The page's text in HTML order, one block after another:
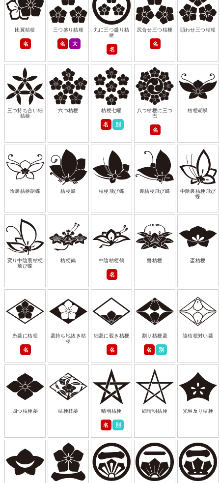
比翼桔梗
名
三つ盛り桔梗
名 大
丸に三つ盛り桔
梗
名
尻合せ三つ桔梗
名
頭わせ三つ桔梗
三つ持ち合い細
桔梗
六つ桔梗 桔梗七曜
名 別
八つ桔梗に三つ
巴
名
桔梗胡蝶
陰裏桔梗胡蝶 桔梗蝶 桔梗飛び蝶 裏桔梗飛び蝶
中陰裏桔梗飛び
蝶
変り中陰裏桔梗
飛び蝶
桔梗鶴 中陰桔梗鶴
名
蟹桔梗 盃桔梗
糸菱に桔梗
名
菱持ち地抜き桔
梗
細菱に覗き桔梗
名
割り桔梗菱
名 別
陰桔梗対い菱
四つ桔梗菱 桔梗枝菱 晴明桔梗
名 別
細晴明桔梗 光琳反り桔梗